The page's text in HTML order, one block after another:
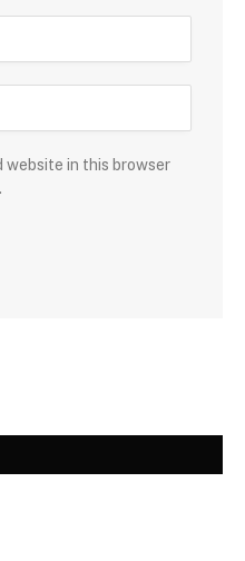
website in this browser